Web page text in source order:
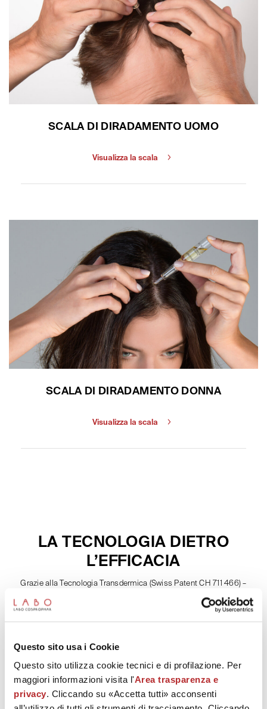
Questo sito usa i Cookie
Questo sito utilizza cookie tecnici e di profilazione. Per
maggiori informazioni visita l'Area trasparenza e
privacy. Cliccando su «Accetta tutti» acconsenti
SCALA DI DIRADAMENTO UOMO
Visualizza la scala
SCALA DI DIRADAMENTO DONNA
Visualizza la scala
LA TECNOLOGIA DIETRO
L’EFFICACIA
Grazie alla Tecnologia Transdermica (Swiss Patent CH 711 466) –
– Labo supera le frontiere della scienza dermo-cosmetica divenendo la
Scopri di più